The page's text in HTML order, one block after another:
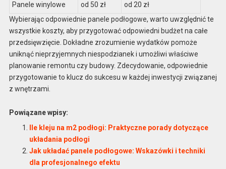
Panele winylowe od 50 zł
od 20 zł
Wybierając odpowiednie panele podłogowe, warto uwzględnić te
wszystkie koszty, aby przygotować odpowiedni budżet na całe
przedsięwzięcie. Dokładne zrozumienie wydatków pomoże
uniknąć nieprzyjemnych niespodzianek i umożliwi właściwe
planowanie remontu czy budowy. Zdecydowanie, odpowiednie
przygotowanie to klucz do sukcesu w każdej inwestycji związanej
z wnętrzami.
Powiązane wpisy:
Ile kleju na m2 podłogi: Praktyczne porady dotyczące
układania podłogi
Jak układać panele podłogowe: Wskazówki i techniki
dla profesjonalnego efektu